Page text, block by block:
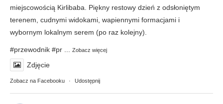
miejscowością Kirlibaba. Piękny restowy dzień z odsłoniętym
terenem, cudnymi widokami, wapiennymi formacjami i
wybornym lokalnym serem (po raz kolejny).
#przewodnik #pr Zobacz więcej
Zdjęcie
Zobacz na Facebooku · Udostępnij